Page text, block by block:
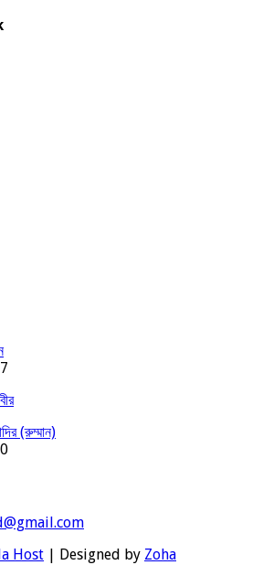
(রুম্মান)
Host | Designed by Zoha